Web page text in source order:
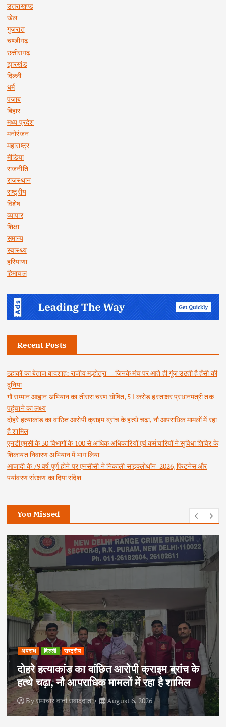
उत्तराखण्ड
खेल
गुजरात
चण्डीगढ़
छत्तीसगढ़
झारखंड
दिल्ली
धर्म
पंजाब
बिहार
मध्य प्रदेश
मनोरंजन
महाराष्ट्र
मीडिया
राजनीति
राजस्थान
राष्ट्रीय
विशेष
व्यापार
शिक्षा
समान्य
स्वास्थ्य
हरियाणा
हिमाचल
Recent Posts
ठहाकों का बेताज बादशाह: राजीव मल्होत्रा — जिनके मंच पर आते ही गूंज उठती है हँसी की
दुनिया
गौ सम्मान आह्वान अभियान का तीसरा चरण घोषित, 51 करोड़ हस्ताक्षर प्रधानमंत्री तक
पहुंचाने का लक्ष्य
दोहरे हत्याकांड का वांछित आरोपी क्राइम ब्रांच के हत्थे चढ़ा, नौ आपराधिक मामलों में रहा
है शामिल
एनडीएमसी के 30 विभागों के 100 से अधिक अधिकारियों एवं कर्मचारियों ने सुविधा शिविर के
शिकायत निवारण अभियान में भाग लिया
आजादी के 79 वर्ष पूर्ण होने पर एनसीसी ने निकाली साइक्लोथॉन-2026, फिटनेस और
पर्यावरण संरक्षण का दिया संदेश
You Missed
अपराध दिल्ली राष्ट्रीय
दोहरे हत्याकांड का वांछित आरोपी क्राइम ब्रांच के
हत्थे चढ़ा, नौ आपराधिक मामलों में रहा है शामिल
Byसमाचार वार्ता संवाददाता August 6, 2026